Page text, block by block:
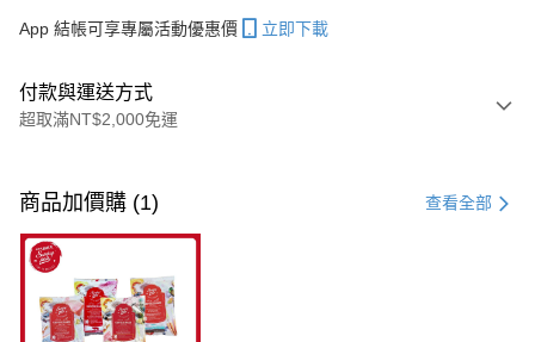
App 結帳可享專屬活動優惠價 立即下載
付款與運送方式
超取滿NT$2,000免運
信用卡一次付款
超商取貨付款
LINE Pay
Apple Pay
商品加價購 (1) 查看全部